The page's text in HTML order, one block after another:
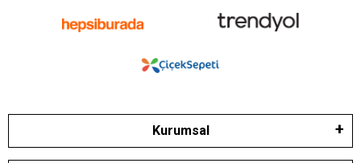
Kurumsal